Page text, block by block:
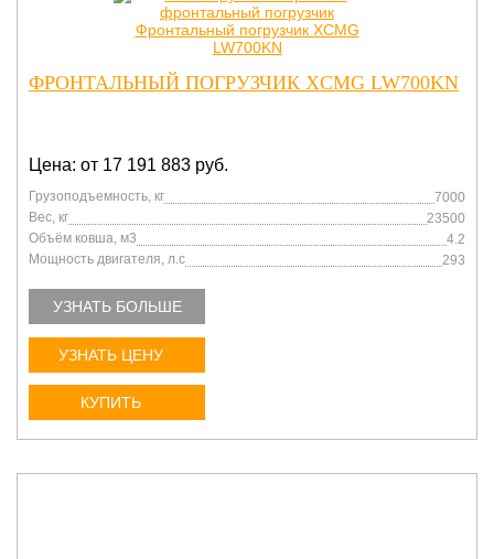
ФРОНТАЛЬНЫЙ ПОГРУЗЧИК XCMG LW700KN
Цена: от 17 191 883 руб.
Грузоподъемность, кг
7000
Вес, кг
23500
Объём ковша, м3
4.2
Мощность двигателя, л.с
293
УЗНАТЬ БОЛЬШЕ
УЗНАТЬ ЦЕНУ
КУПИТЬ